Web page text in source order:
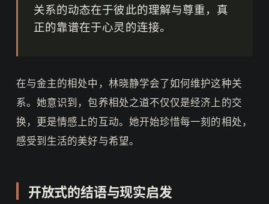
关系的动态在于彼此的理解与尊重，真
正的靠谱在于心灵的连接。
在与金主的相处中，林晓静学会了如何维护这种关
系。她意识到，包养相处之道不仅仅是经济上的交
换，更是情感上的互动。她开始珍惜每一刻的相处，
感受到生活的美好与希望。
开放式的结语与现实启发